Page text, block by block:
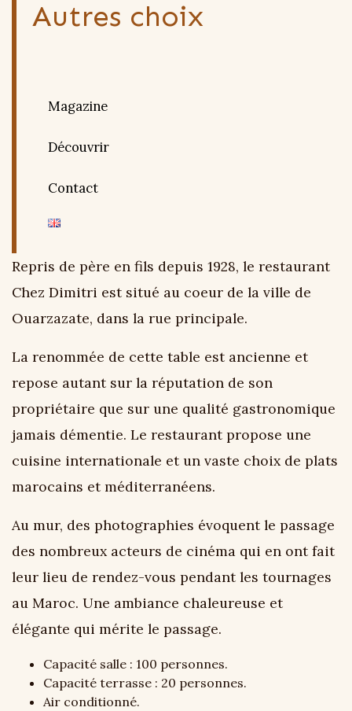
Repris de père en fils depuis 1928, le restaurant
Chez Dimitri est situé au coeur de la ville de
Ouarzazate, dans la rue principale.
La renommée de cette table est ancienne et
repose autant sur la réputation de son
propriétaire que sur une qualité gastronomique
jamais démentie. Le restaurant propose une
cuisine internationale et un vaste choix de plats
marocains et méditerranéens.
Au mur, des photographies évoquent le passage
des nombreux acteurs de cinéma qui en ont fait
leur lieu de rendez-vous pendant les tournages
au Maroc. Une ambiance chaleureuse et
élégante qui mérite le passage.
Capacité salle : 100 personnes.
Capacité terrasse : 20 personnes.
Air conditionné.
Autres choix
Magazine
Découvrir
Contact